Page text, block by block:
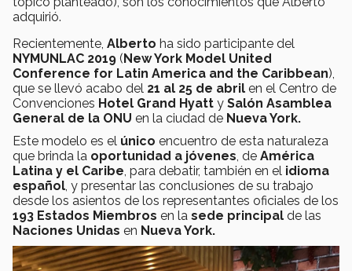
adquirió.
Recientemente, Alberto ha sido participante del
NYMUNLAC 2019 (New York Model United
Conference for Latin America and the Caribbean),
que se llevó acabo del 21 al 25 de abril en el Centro de
Convenciones Hotel Grand Hyatt y Salón Asamblea
General de la ONU en la ciudad de Nueva York.
Este modelo es el único encuentro de esta naturaleza
que brinda la oportunidad a jóvenes , de América
Latina y el Caribe , para debatir, también en el idioma
español , y presentar las conclusiones de su trabajo
desde los asientos de los representantes oficiales de los
193 Estados Miembros en la sede principal de las
Naciones Unidas en Nueva York.